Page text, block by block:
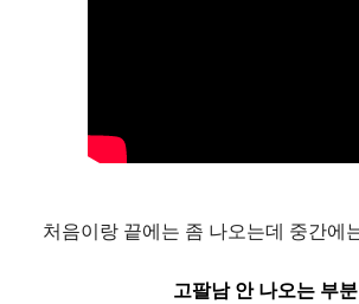
처음이랑 끝에는 좀 나오는데 중간에
고팔남 안 나오는 부분